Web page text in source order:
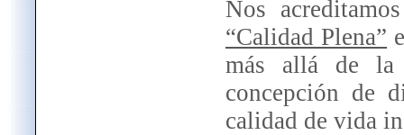
Nos
“Calidad Plena”
más allá de
concepción de
calidad de vida